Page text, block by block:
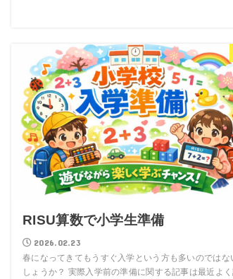
RISU算数で小学生準備
2026.02.23
春になってきてもうすぐ入学という方も多いのではな
しょうか？ 実際入学前の準備に関する記事は最近よく